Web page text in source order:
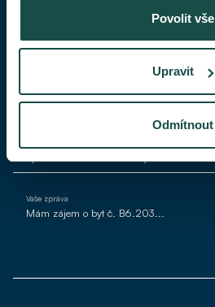
Povolit vše
Upravit
Odmítnout
Váš telefon
Váš e-mail*
Vaše zpráva